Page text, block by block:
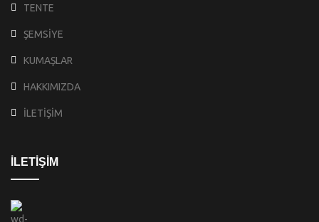
TENTE
ŞEMSİYE
KUMAŞLAR
HAKKIMIZDA
İLETİŞİM
İLETİŞİM